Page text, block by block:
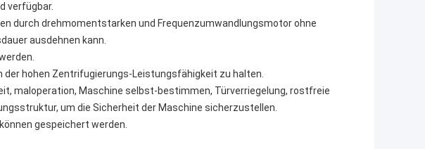
verfügbar.
durch drehmomentstarken und Frequenzumwandlungsmotor ohne
ausdehnen kann.
der hohen Zentrifugierungs-Leistungsfähigkeit zu halten.
maloperation, Maschine selbst-bestimmen, Türverriegelung, rostfreie
um die Sicherheit der Maschine sicherzustellen.
gespeichert werden.